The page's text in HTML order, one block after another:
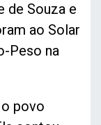
de Souza e
ao Solar
Peso na
povo